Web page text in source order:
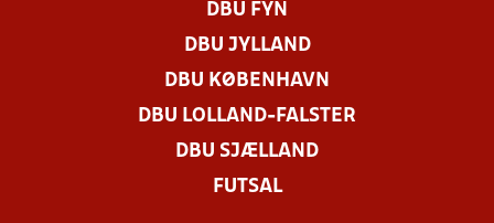
DBU FYN
DBU JYLLAND
DBU KØBENHAVN
DBU LOLLAND-FALSTER
DBU SJÆLLAND
FUTSAL